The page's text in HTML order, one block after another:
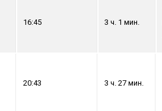
16:45 3 ч. 1 мин.
20:43 3 ч. 27 мин.